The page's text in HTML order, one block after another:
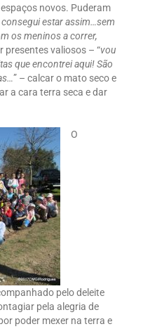
novos. Puderam
consegui estar assim…sem
os meninos a correr,
presentes valiosos – “vou
que encontrei aqui! São
” – calcar o mato seco e
a cara terra seca e dar
O
pelo deleite
pela alegria de
poder mexer na terra e